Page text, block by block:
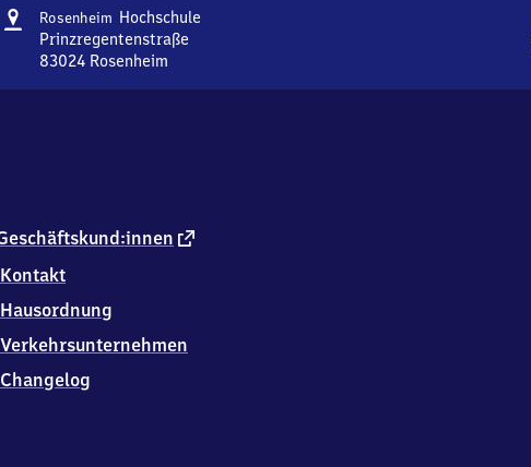
Adresse
Rosenheim Hochschule
Prinzregentenstraße
83024 Rosenheim
4
externer
Kontakt
Hausordnung
Verkehrsunternehmen
Changelog